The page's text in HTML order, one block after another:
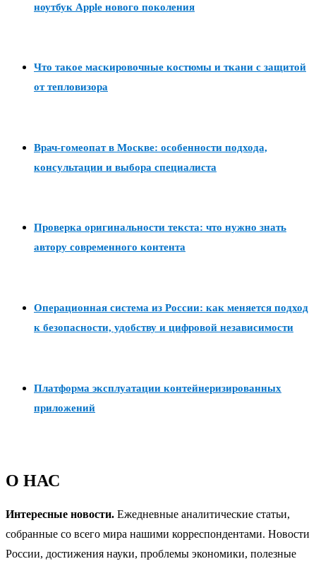
ноутбук Apple нового поколения
Что такое маскировочные костюмы и ткани с защитой
от тепловизора
Врач-гомеопат в Москве: особенности подхода,
консультации и выбора специалиста
Проверка оригинальности текста: что нужно знать
автору современного контента
Операционная система из России: как меняется подход
к безопасности, удобству и цифровой независимости
Платформа эксплуатации контейнеризированных
приложений
О НАС
Интересные новости. Ежедневные аналитические статьи,
собранные со всего мира нашими корреспондентами. Новости
России, достижения науки, проблемы экономики, полезные